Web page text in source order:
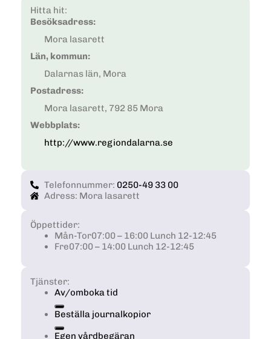
Hitta hit:
Besöksadress:
Mora lasarett
Län, kommun:
Dalarnas län, Mora
Postadress:
Mora lasarett, 792 85 Mora
Webbplats:
http://www.regiondalarna.se
Telefonnummer: 0250-49 33 00
Adress: Mora lasarett
Öppettider:
Mån-Tor07:00 – 16:00 Lunch 12-12:45
Fre07:00 – 14:00 Lunch 12-12:45
Tjänster:
Av/omboka tid
Beställa journalkopior
Egen vårdbegäran